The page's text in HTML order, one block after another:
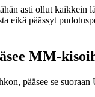
asti ollut kaikkein
eikä päässyt
MM-
pääsee se